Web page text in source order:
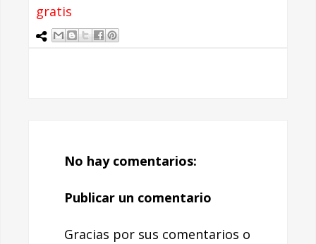
gratis
No hay comentarios:
Publicar un comentario
Gracias por sus comentarios o